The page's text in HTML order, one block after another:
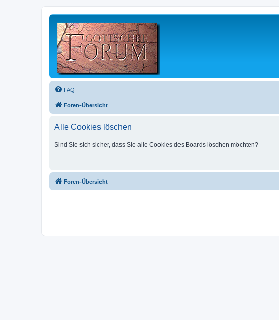
FAQ
Foren-Übersicht
Alle Cookies löschen
Sind Sie sich sicher, dass Sie alle Cookies des Boards löschen möchten?
Foren-Übersicht